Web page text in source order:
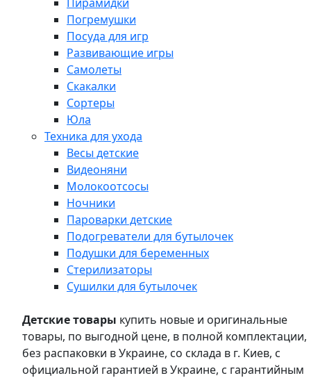
Погремушки
Посуда для игр
Развивающие игры
Самолеты
Скакалки
Сортеры
Юла
Техника для ухода
Весы детские
Видеоняни
Молокоотсосы
Ночники
Пароварки детские
Подогреватели для бутылочек
Подушки для беременных
Стерилизаторы
Сушилки для бутылочек
Детские товары купить новые и оригинальные
товары, по выгодной цене, в полной комплектации,
без распаковки в Украине, со склада в г. Киев, с
официальной гарантией в Украине, с гарантийным